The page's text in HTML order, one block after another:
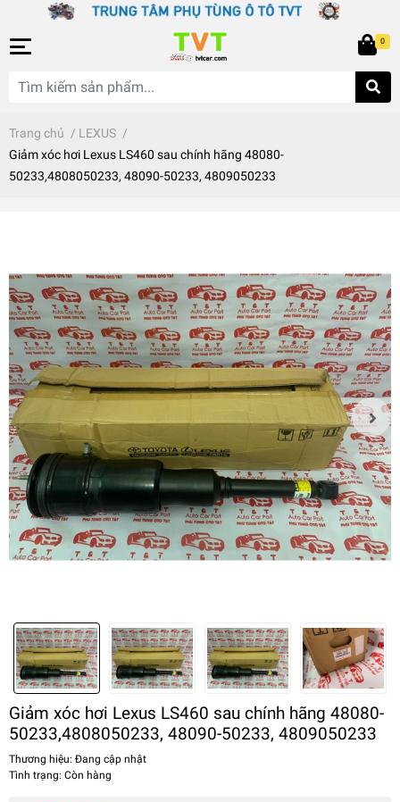
0
Trang chủ / LEXUS /
Giảm xóc hơi Lexus LS460 sau chính hãng 48080-
50233,4808050233, 48090-50233, 4809050233
Giảm xóc hơi Lexus LS460 sau chính hãng 48080-
50233,4808050233, 48090-50233, 4809050233
Thương hiệu: Đang cập nhật
Tình trạng: Còn hàng